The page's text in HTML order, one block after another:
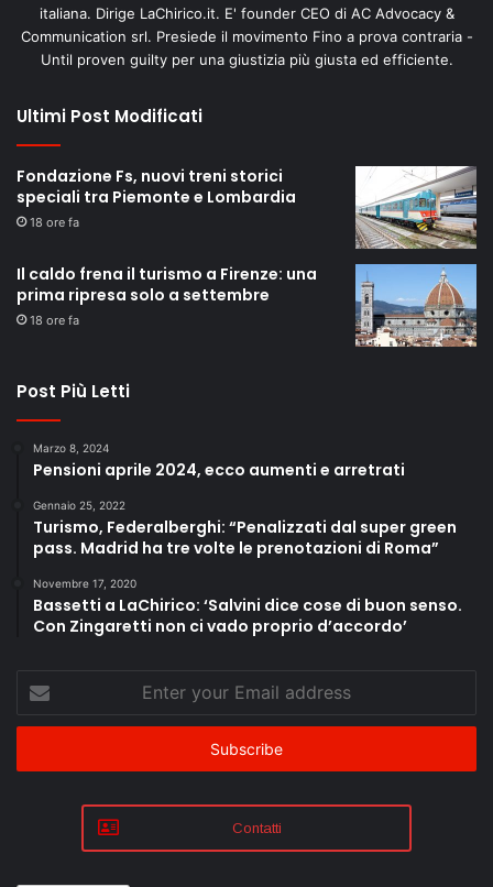
italiana. Dirige LaChirico.it. E' founder CEO di AC Advocacy &
Communication srl. Presiede il movimento Fino a prova contraria -
Until proven guilty per una giustizia più giusta ed efficiente.
Ultimi Post Modificati
Fondazione Fs, nuovi treni storici
speciali tra Piemonte e Lombardia
18 ore fa
Il caldo frena il turismo a Firenze: una
prima ripresa solo a settembre
18 ore fa
Post Più Letti
Marzo 8, 2024
Pensioni aprile 2024, ecco aumenti e arretrati
Gennaio 25, 2022
Turismo, Federalberghi: “Penalizzati dal super green
pass. Madrid ha tre volte le prenotazioni di Roma”
Novembre 17, 2020
Bassetti a LaChirico: ‘Salvini dice cose di buon senso.
Con Zingaretti non ci vado proprio d’accordo’
your
Email
Contatti